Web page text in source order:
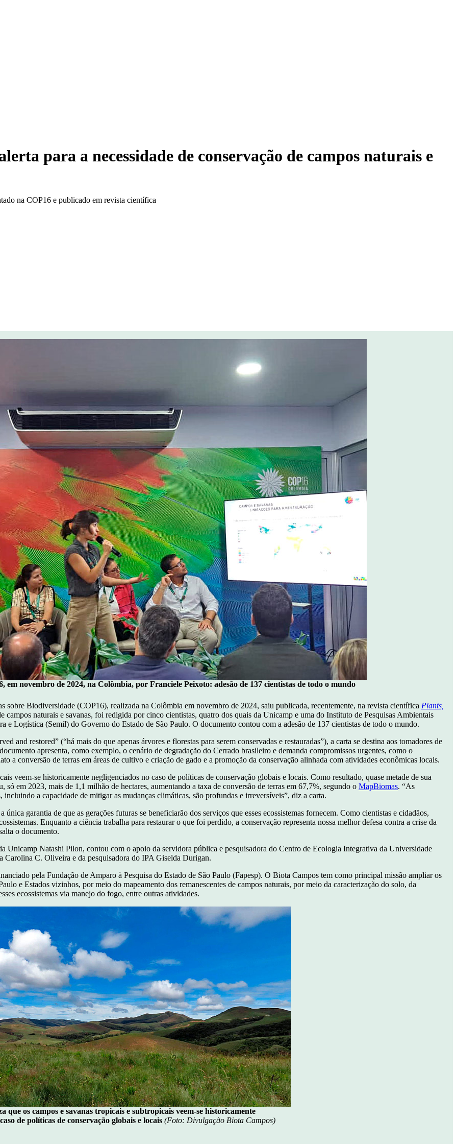
para a necessidade de conservação de campos naturais e
na COP16 e publicado em revista científica
em novembro de 2024, na Colômbia, por Franciele Peixoto: adesão de 137 cientistas de todo o mundo
sobre Biodiversidade (COP16), realizada na Colômbia em novembro de 2024, saiu publicada, recentemente, na revista científica Plants,
campos naturais e savanas, foi redigida por cinco cientistas, quatro dos quais da Unicamp e uma do Instituto de Pesquisas Ambientais
Logística (Semil) do Governo do Estado de São Paulo. O documento contou com a adesão de 137 cientistas de todo o mundo.
and restored” (“há mais do que apenas árvores e florestas para serem conservadas e restauradas”), a carta se destina aos tomadores de
apresenta, como exemplo, o cenário de degradação do Cerrado brasileiro e demanda compromissos urgentes, como o
a conversão de terras em áreas de cultivo e criação de gado e a promoção da conservação alinhada com atividades econômicas locais.
veem-se historicamente negligenciados no caso de políticas de conservação globais e locais. Como resultado, quase metade de sua
em 2023, mais de 1,1 milhão de hectares, aumentando a taxa de conversão de terras em 67,7%, segundo o MapBiomas. “As
a capacidade de mitigar as mudanças climáticas, são profundas e irreversíveis”, diz a carta.
única garantia de que as gerações futuras se beneficiarão dos serviços que esses ecossistemas fornecem. Como cientistas e cidadãos,
Enquanto a ciência trabalha para restaurar o que foi perdido, a conservação representa nossa melhor defesa contra a crise da
o documento.
Unicamp Natashi Pilon, contou com o apoio da servidora pública e pesquisadora do Centro de Ecologia Integrativa da Universidade
C. Oliveira e da pesquisadora do IPA Giselda Durigan.
pela Fundação de Amparo à Pesquisa do Estado de São Paulo (Fapesp). O Biota Campos tem como principal missão ampliar os
e Estados vizinhos, por meio do mapeamento dos remanescentes de campos naturais, por meio da caracterização do solo, da
ecossistemas via manejo do fogo, entre outras atividades.
que os campos e savanas tropicais e subtropicais veem-se historicamente
de políticas de conservação globais e locais (Foto: Divulgação Biota Campos)